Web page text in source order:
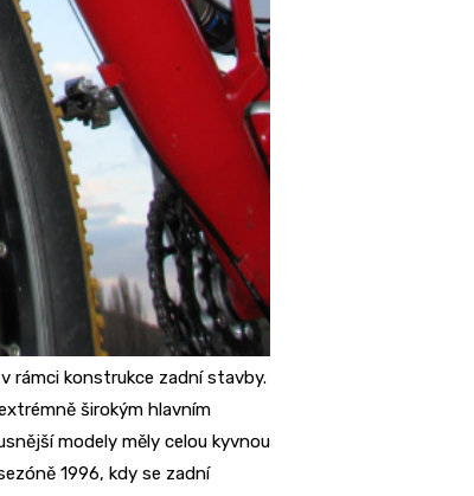
rámci konstrukce zadní stavby.
širokým hlavním
modely měly celou kyvnou
1996, kdy se zadní